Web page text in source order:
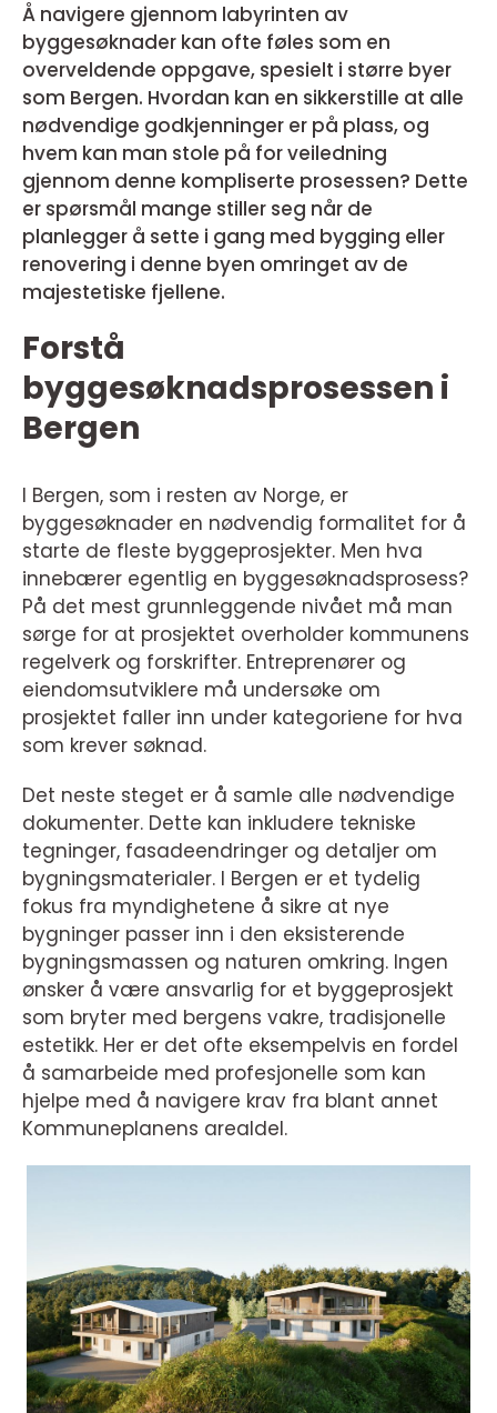
Å navigere gjennom labyrinten av
byggesøknader kan ofte føles som en
overveldende oppgave, spesielt i større byer
som Bergen. Hvordan kan en sikkerstille at alle
nødvendige godkjenninger er på plass, og
hvem kan man stole på for veiledning
gjennom denne kompliserte prosessen? Dette
er spørsmål mange stiller seg når de
planlegger å sette i gang med bygging eller
renovering i denne byen omringet av de
majestetiske fjellene.
Forstå
byggesøknadsprosessen i
Bergen
I Bergen, som i resten av Norge, er
byggesøknader en nødvendig formalitet for å
starte de fleste byggeprosjekter. Men hva
innebærer egentlig en byggesøknadsprosess?
På det mest grunnleggende nivået må man
sørge for at prosjektet overholder kommunens
regelverk og forskrifter. Entreprenører og
eiendomsutviklere må undersøke om
prosjektet faller inn under kategoriene for hva
som krever søknad.
Det neste steget er å samle alle nødvendige
dokumenter. Dette kan inkludere tekniske
tegninger, fasadeendringer og detaljer om
bygningsmaterialer. I Bergen er et tydelig
fokus fra myndighetene å sikre at nye
bygninger passer inn i den eksisterende
bygningsmassen og naturen omkring. Ingen
ønsker å være ansvarlig for et byggeprosjekt
som bryter med bergens vakre, tradisjonelle
estetikk. Her er det ofte eksempelvis en fordel
å samarbeide med profesjonelle som kan
hjelpe med å navigere krav fra blant annet
Kommuneplanens arealdel.